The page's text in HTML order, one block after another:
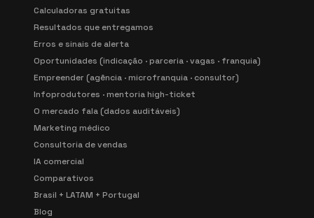
Calculadoras gratuitas
Resultados que entregamos
Erros e sinais de alerta
Oportunidades (indicação · parceria · vagas · franquia)
Empreender (agência · microfranquia · consultor)
Infoprodutores · mentoria high-ticket
O mercado fala (dados auditáveis)
Marketing médico
Consultoria de vendas
IA comercial
Comparativos
Brasil + LATAM + Portugal
Blog